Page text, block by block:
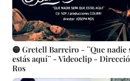
🟡 Gretell Barreiro - ¨Que nadie
estás aquí¨ - Videoclip -
Ros